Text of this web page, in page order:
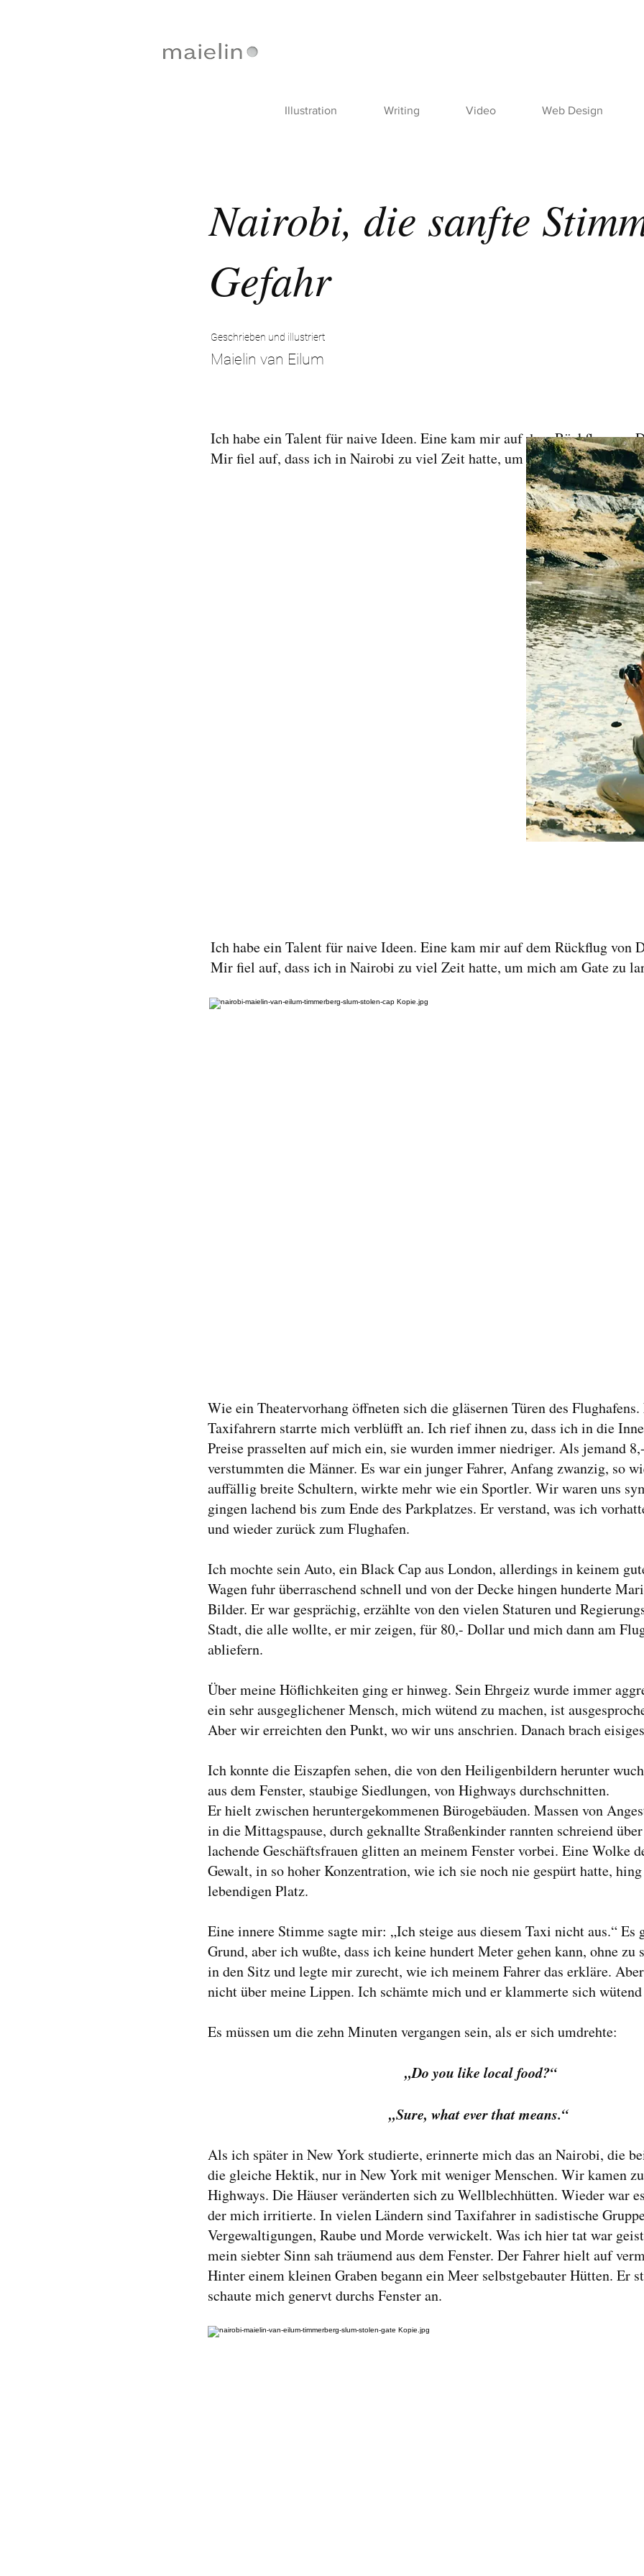
Illustration Writing Video Web Design
Nairobi, die sanfte
Gefahr
Geschrieben und illustriert
Maielin van Eilum
Ich habe ein Talent für naive Ideen. Eine kam mir auf dem Rückflug von
Mir fiel auf, dass ich in Nairobi zu viel Zeit hatte, um mich am Gate zu
Ich habe ein Talent für naive Ideen. Eine kam mir auf dem Rückflug von
Mir fiel auf, dass ich in Nairobi zu viel Zeit hatte, um mich am Gate zu
Wie ein Theatervorhang öffneten sich die gläsernen Türen des
Taxifahrern starrte mich verblüfft an. Ich rief ihnen zu, dass ich in die
Preise prasselten auf mich ein, sie wurden immer niedriger. Als jemand
verstummten die Männer. Es war ein junger Fahrer, Anfang zwanzig, so
auffällig breite Schultern, wirkte mehr wie ein Sportler. Wir waren uns
gingen lachend bis zum Ende des Parkplatzes. Er verstand, was ich
und wieder zurück zum Flughafen.
Ich mochte sein Auto, ein Black Cap aus London, allerdings in keinem
Wagen fuhr überraschend schnell und von der Decke hingen hunderte
Bilder. Er war gesprächig, erzählte von den vielen Staturen und
Stadt, die alle wollte, er mir zeigen, für 80,- Dollar und mich dann am
abliefern.
Über meine Höflichkeiten ging er hinweg. Sein Ehrgeiz wurde immer
ein sehr ausgeglichener Mensch, mich wütend zu machen, ist
Aber wir erreichten den Punkt, wo wir uns anschrien. Danach brach
Ich konnte die Eiszapfen sehen, die von den Heiligenbildern herunter
aus dem Fenster, staubige Siedlungen, von Highways durchschnitten.
Er hielt zwischen heruntergekommenen Bürogebäuden. Massen von
in die Mittagspause, durch geknallte Straßenkinder rannten schreiend
lachende Geschäftsfrauen glitten an meinem Fenster vorbei. Eine Wolke
Gewalt, in so hoher Konzentration, wie ich sie noch nie gespürt hatte,
lebendigen Platz.
Eine innere Stimme sagte mir: „Ich steige aus diesem Taxi nicht aus.“ Es
Grund, aber ich wußte, dass ich keine hundert Meter gehen kann, ohne zu
in den Sitz und legte mir zurecht, wie ich meinem Fahrer das erkläre.
nicht über meine Lippen. Ich schämte mich und er klammerte sich
Es müssen um die zehn Minuten vergangen sein, als er sich umdrehte:
„Do you like local food?“
„Sure, what ever that means.“
Als ich später in New York studierte, erinnerte mich das an Nairobi, die
die gleiche Hektik, nur in New York mit weniger Menschen. Wir kamen
Highways. Die Häuser veränderten sich zu Wellblechhütten. Wieder war
der mich irritierte. In vielen Ländern sind Taxifahrer in sadistische
Vergewaltigungen, Raube und Morde verwickelt. Was ich hier tat war
mein siebter Sinn sah träumend aus dem Fenster. Der Fahrer hielt auf
Hinter einem kleinen Graben begann ein Meer selbstgebauter Hütten. Er
schaute mich genervt durchs Fenster an.